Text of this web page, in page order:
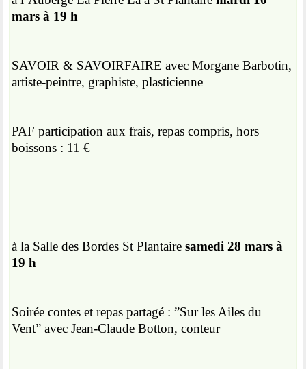
mars à 19 h
SAVOIR & SAVOIRFAIRE avec Morgane Barbotin,
artiste-peintre, graphiste, plasticienne
PAF participation aux frais, repas compris, hors
boissons : 11 €
à la Salle des Bordes St Plantairesamedi 28 mars à
19 h
Soirée contes et repas partagé : ”Sur les Ailes du
Vent” avec Jean-Claude Botton, conteur